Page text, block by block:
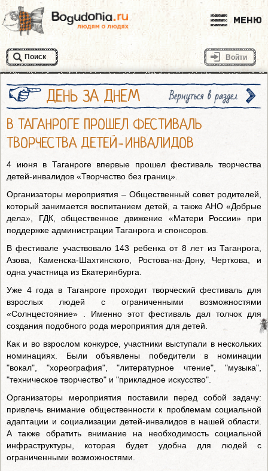
Меню
Поиск Войти
ДЕНЬ ЗА ДНЕМ Вернуться в раздел
В ТАГАНРОГЕ ПРОШЕЛ ФЕСТИВАЛЬ
ТВОРЧЕСТВА ДЕТЕЙ-ИНВАЛИДОВ
4 июня в Таганроге впервые прошел фестиваль творчества
детей-инвалидов «Творчество без границ».
Организаторы мероприятия – Общественный совет родителей,
который занимается воспитанием детей, а также АНО «Добрые
дела», ГДК, общественное движение «Матери России» при
поддержке администрации Таганрога и спонсоров.
В фестивале участвовало 143 ребенка от 8 лет из Таганрога,
Азова, Каменска-Шахтинского, Ростова-на-Дону, Черткова, и
одна участница из Екатеринбурга.
Уже 4 года в Таганроге проходит творческий фестиваль для
взрослых людей с ограниченными возможностями
«Солнцестояние» . Именно этот фестиваль дал толчок для
создания подобного рода мероприятия для детей.
Как и во взрослом конкурсе, участники выступали в нескольких
номинациях. Были объявлены победители в номинации
"вокал", "хореография", "литературное чтение", "музыка",
"техническое творчество" и "прикладное искусство".
Организаторы мероприятия поставили перед собой задачу:
привлечь внимание общественности к проблемам социальной
адаптации и социализации детей-инвалидов в нашей области.
А также обратить внимание на необходимость социальной
инфраструктуры, которая будет удобна для людей с
ограниченными возможностями.